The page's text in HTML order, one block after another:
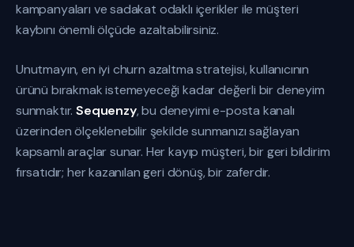
kampanyaları ve sadakat odaklı içerikler ile müşteri
kaybını önemli ölçüde azaltabilirsiniz.
Unutmayın, en iyi churn azaltma stratejisi, kullanıcının
ürünü bırakmak istemeyeceği kadar değerli bir deneyim
sunmaktır.Sequenzy, bu deneyimi e-posta kanalı
üzerinden ölçeklenebilir şekilde sunmanızı sağlayan
kapsamlı araçlar sunar. Her kayıp müşteri, bir geri bildirim
fırsatıdır; her kazanılan geri dönüş, bir zaferdir.